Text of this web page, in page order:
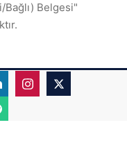
Belgesi"